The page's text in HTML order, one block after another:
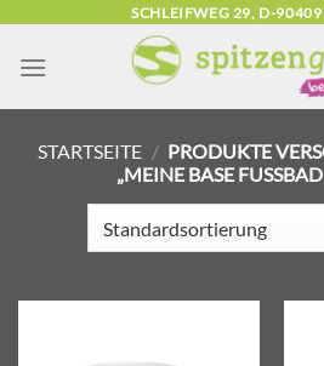
springen
SCHLEIFWEG 29, D-
STARTSEITE / PRODUKTE
„MEINE BASE